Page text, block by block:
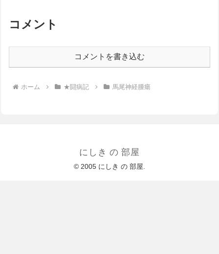
コメント
コメントを書き込む
ホーム ★闘病記 馬尾神経腫瘍
にしき の 部屋
© 2005 にしき の 部屋.